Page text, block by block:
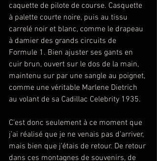
caquette de pilote de course. Casquette
à palette courte noire, puis au tissu
carrelé noir et blanc, comme le drapeau
à damier des grands circuits de
Formule 1. Bien ajuster ses gants en
cuir brun, ouvert sur le dos de la main,
maintenu sur par une sangle au poignet,
comme une véritable Marlene Dietrich
au volant de sa Cadillac Celebrity 1935.
C’est donc seulement à ce moment que
j’ai réalisé que je ne venais pas d’arriver,
mais bien que j’étais de retour. De retour
dans ces montagnes de souvenirs, de